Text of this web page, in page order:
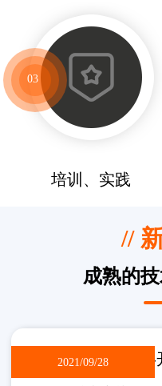
03
培训、实践
//
成熟的
2021/09/28
开锁修锁技术培训